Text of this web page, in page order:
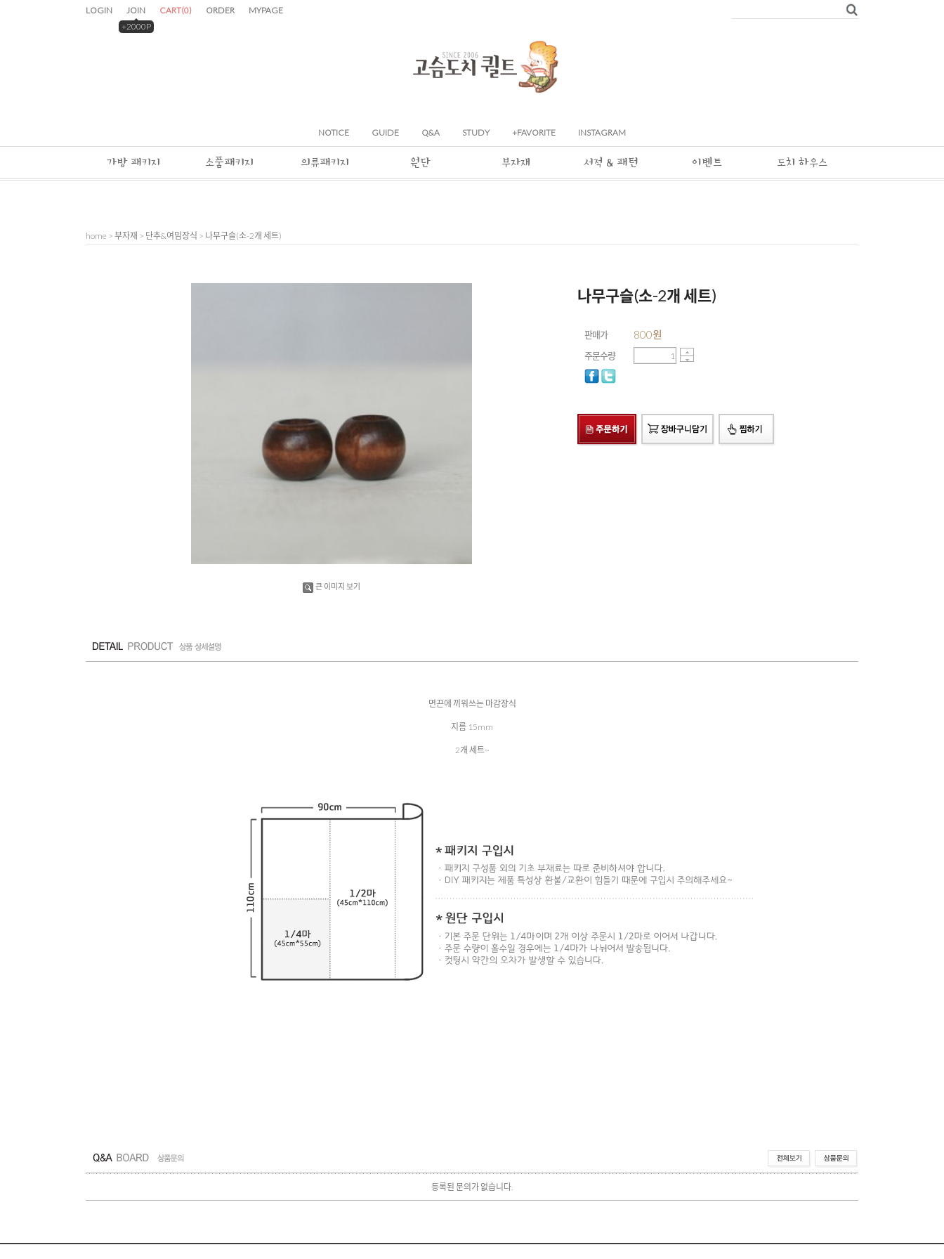
LOGIN
JOIN
+2000P
CART(0) ORDER MYPAGE
NOTICE GUIDE Q&A STUDY +FAVORITE INSTAGRAM
가방 패키지 소품패키지 의류패키지 원단 부자재 서적 & 패턴 이벤트 도치 하우스
home > 부자재 > 단추&여밈장식 > 나무구슬(소-2개 세트)
큰 이미지 보기
나무구슬(소-2개 세트)
판매가 800원
주문수량
면끈에 끼워쓰는 마감장식
지름 15mm
2개 세트~
등록된 문의가 없습니다.